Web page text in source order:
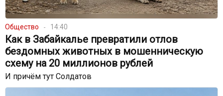
Общество 14:40
Как в Забайкалье превратили отлов
бездомных животных в мошенническую
схему на 20 миллионов рублей
И причём тут Солдатов